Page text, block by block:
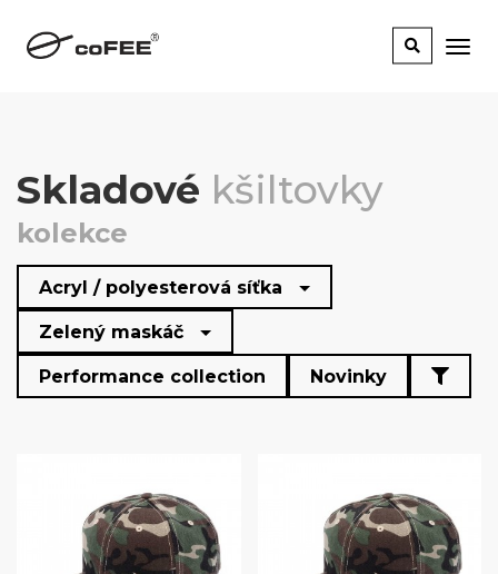
Skladové kšiltovky
kolekce
Acryl / polyesterová síťka
Zelený maskáč
Performance collection Novinky